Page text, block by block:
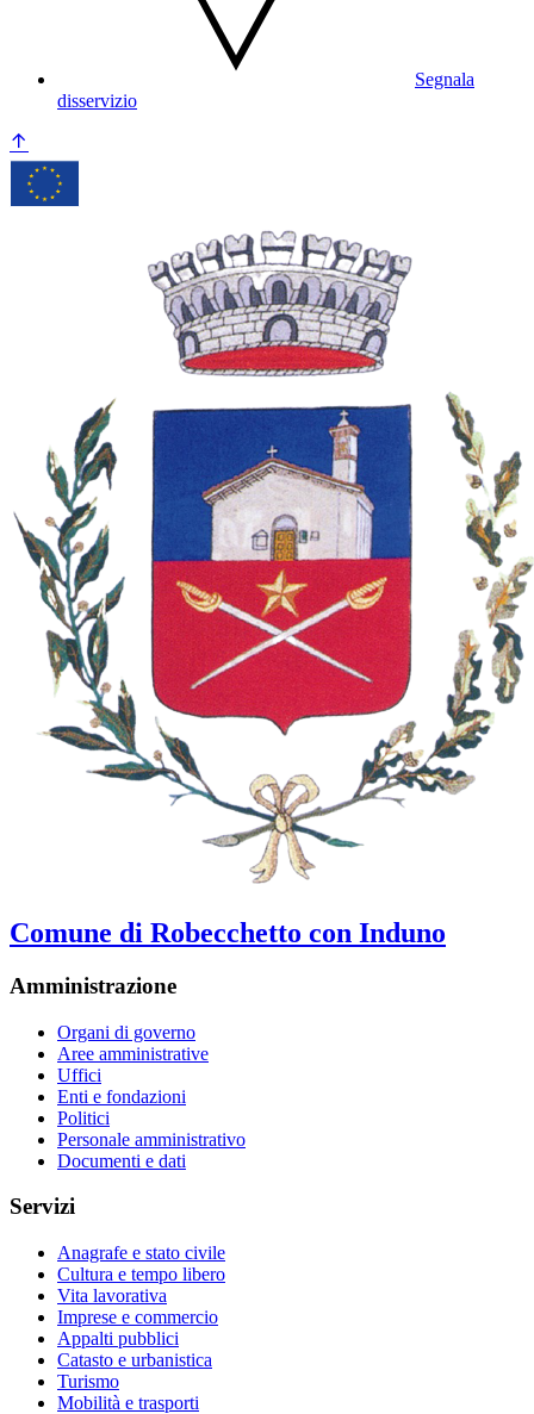
Segnala
disservizio
Comune di Robecchetto con Induno
Amministrazione
Organi di governo
Aree amministrative
Uffici
Enti e fondazioni
Politici
Personale amministrativo
Documenti e dati
Servizi
Anagrafe e stato civile
Cultura e tempo libero
Vita lavorativa
Imprese e commercio
Appalti pubblici
Catasto e urbanistica
Turismo
Mobilità e trasporti